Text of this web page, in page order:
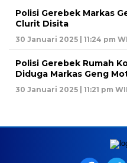
Polisi Gerebek Markas
Clurit Disita
30 Januari 2025 | 11:24 pm
Polisi Gerebek Rumah
Diduga Markas Geng
30 Januari 2025 | 11:21 pm